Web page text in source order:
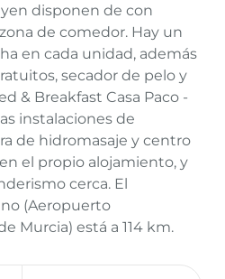
disponen de con
de comedor. Hay un
en cada unidad, además
secador de pelo y
& Breakfast Casa Paco -
instalaciones de
de hidromasaje y centro
el propio alojamiento, y
cerca. El
(Aeropuerto
Murcia) está a 114 km.